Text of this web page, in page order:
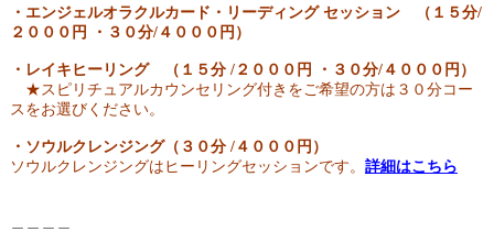
・エンジェルオラクルカード・リーディング セッション （１５分/
２０００円 ・３０分/４０００円）
・レイキヒーリング （１５分 /２０００円 ・３０分/４０００円）
★スピリチュアルカウンセリング付きをご希望の方は３０分コー
スをお選びください。
・ソウルクレンジング（３０分 /４０００円）
ソウルクレンジングはヒーリングセッションです。 詳細はこちら